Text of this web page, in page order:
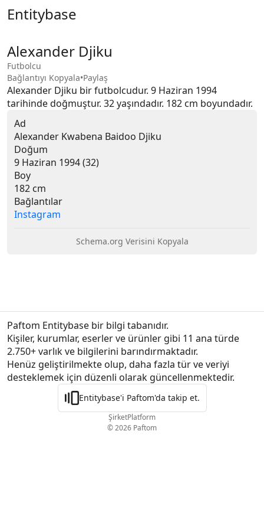
Entitybase
Alexander Djiku
Futbolcu
Bağlantıyı Kopyala•Paylaş
Alexander Djiku bir futbolcudur. 9 Haziran 1994
tarihinde doğmuştur. 32 yaşındadır. 182 cm boyundadır.
Ad
Alexander Kwabena Baidoo Djiku
Doğum
9 Haziran 1994 (32)
Boy
182 cm
Bağlantılar
Instagram
Schema.org Verisini Kopyala
Paftom Entitybase bir bilgi tabanıdır.
Kişiler, kurumlar, eserler ve ürünler gibi 11 ana türde
2.750+ varlık ve bilgilerini barındırmaktadır.
Henüz geliştirilmekte olup, daha fazla tür ve veriyi
desteklemek için düzenli olarak güncellenmektedir.
Entitybase'i Paftom'da takip et.
ŞirketPlatform
© 2026 Paftom